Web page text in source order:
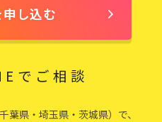
し込む
でご相談
葉県・埼玉県・茨城県）で、